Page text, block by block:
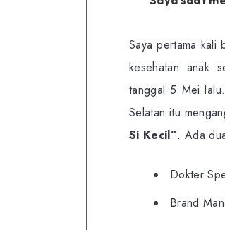
Saya pertama
kesehatan anak
tanggal 5 Mei lalu.
Selatan itu
Si Kecil”. Ada
Dokter
Brand